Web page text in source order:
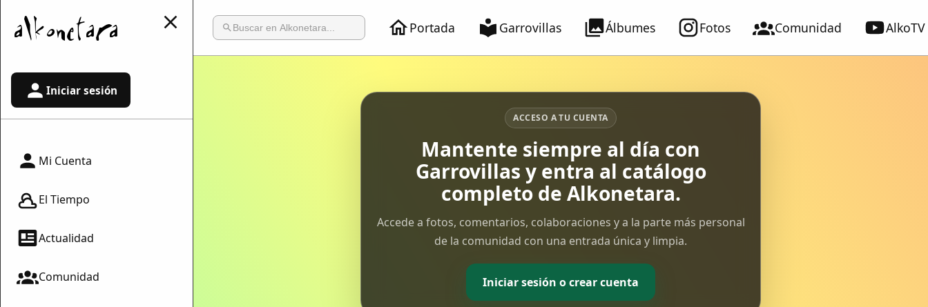
Portada Garrovillas Álbumes Fotos Comunidad AlkoTV
Iniciar sesión
Mi Cuenta
El Tiempo
Actualidad
Comunidad
ACCESO A TU CUENTA
Mantente siempre al día con
Garrovillas y entra al catálogo
completo de Alkonetara.
Accede a fotos, comentarios, colaboraciones y a la parte más personal
de la comunidad con una entrada única y limpia.
Iniciar sesión o crear cuenta